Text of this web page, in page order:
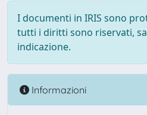
I documenti in IRIS sono
tutti i diritti sono riservati,
indicazione.
Informazioni